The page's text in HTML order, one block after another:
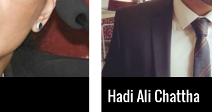
Hadi Ali Chattha